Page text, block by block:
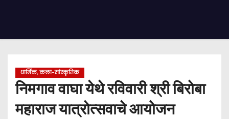
धार्मिक, कला-सांस्कृतिक
निमगाव वाघा येथे रविवारी श्री बिरोबा
महाराज यात्रोत्सवाचे आयोजन